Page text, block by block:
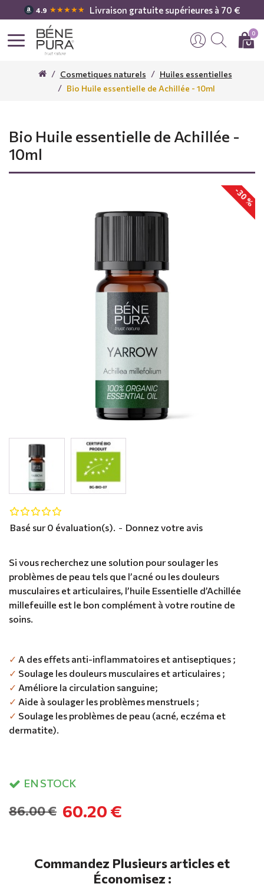
4.9 ★★★★★ Livraison gratuite supérieures à 70 €
0
Cosmetiques naturels
Huiles essentielles
Bio Huile essentielle de Achillée - 10ml
Bio Huile essentielle de Achillée -
10ml
-30 %
Si vous recherchez une solution pour soulager les
problèmes de peau tels que l’acné ou les douleurs
musculaires et articulaires, l’huile Essentielle d’Achillée
millefeuille est le bon complément à votre routine de
soins.
✓ A des effets anti-inflammatoires et antiseptiques ;
✓ Soulage les douleurs musculaires et articulaires ;
✓ Améliore la circulation sanguine;
✓ Aide à soulager les problèmes menstruels ;
✓ Soulage les problèmes de peau (acné, eczéma et
dermatite).
EN STOCK
Basé sur 0 évaluation(s). - Donnez votre avis
60.20 €
86.00 €
Commandez Plusieurs articles et
Économisez :